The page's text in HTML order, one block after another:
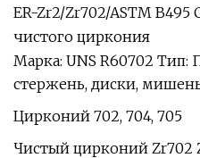
ER-Zr2/Zr702/ASTM B495
чистого циркония
Марка: UNS R60702 Тип:
стержень, диски,
Цирконий 702, 704, 705
Чистый цирконий Zr702